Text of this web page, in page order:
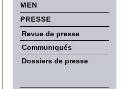
MEN
PRESSE
Revue de presse
Communiqués
Dossiers de presse